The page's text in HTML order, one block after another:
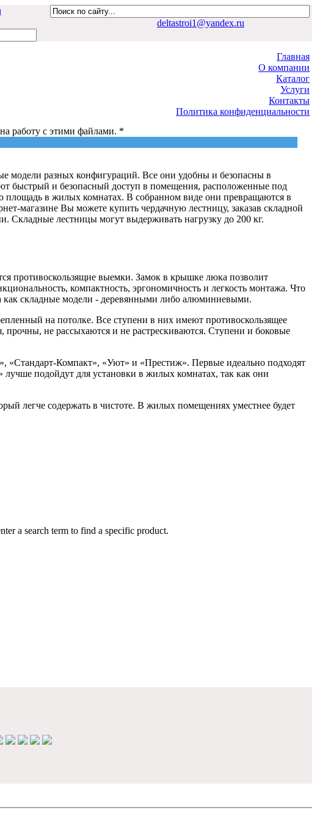
deltastroi1@yandex.ru
Главная
О компании
Каталог
Услуги
Контакты
Политика конфиденциальности
работу с этими файлами. *
модели разных конфигураций. Все они удобны и безопасны в
быстрый и безопасный доступ в помещения, расположенные под
в жилых комнатах. В собранном виде они превращаются в
магазине Вы можете купить чердачную лестницу, заказав складной
Складные лестницы могут выдерживать нагрузку до 200 кг.
противоскользящие выемки. Замок в крышке люка позволит
компактность, эргономичность и легкость монтажа. Что
как складные модели - деревянными либо алюминиевыми.
на потолке. Все ступени в них имеют противоскользящее
прочны, не рассыхаются и не растрескиваются. Ступени и боковые
Компакт», «Уют» и «Престиж». Первые идеально подходят
подойдут для установки в жилых комнатах, так как они
легче содержать в чистоте. В жилых помещениях уместнее будет
a search term to find a specific product.